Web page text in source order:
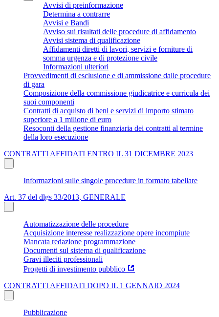
Avvisi di preinformazione
Determina a contrarre
Avvisi e Bandi
Avviso sui risultati delle procedure di affidamento
Avvisi sistema di qualificazione
Affidamenti diretti di lavori, servizi e forniture di
somma urgenza e di protezione civile
Informazioni ulteriori
Provvedimenti di esclusione e di ammissione dalle procedure
di gara
Composizione della commissione giudicatrice e curricula dei
suoi componenti
Contratti di acquisto di beni e servizi di importo stimato
superiore a 1 milione di euro
Resoconti della gestione finanziaria dei contratti al termine
della loro esecuzione
CONTRATTI AFFIDATI ENTRO IL 31 DICEMBRE 2023
Informazioni sulle singole procedure in formato tabellare
Art. 37 del dlgs 33/2013, GENERALE
Automatizzazione delle procedure
Acquisizione interesse realizzazione opere incompiute
Mancata redazione programmazione
Documenti sul sistema di qualificazione
Gravi illeciti professionali
Progetti di investimento pubblico
CONTRATTI AFFIDATI DOPO IL 1 GENNAIO 2024
Pubblicazione